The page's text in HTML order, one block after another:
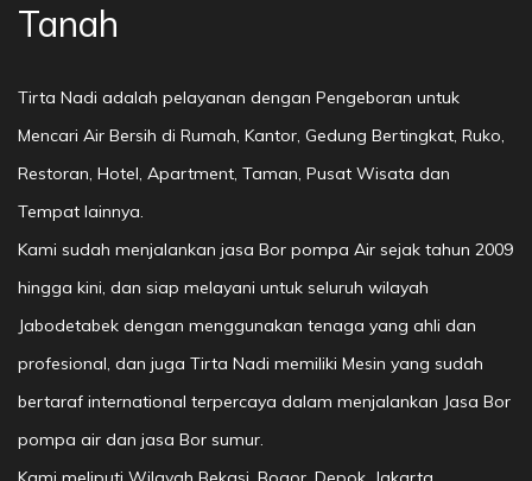
Tanah
Tirta Nadi adalah pelayanan dengan Pengeboran untuk
Mencari Air Bersih di Rumah, Kantor, Gedung Bertingkat, Ruko,
Restoran, Hotel, Apartment, Taman, Pusat Wisata dan
Tempat lainnya.
Kami sudah menjalankan jasa Bor pompa Air sejak tahun 2009
hingga kini, dan siap melayani untuk seluruh wilayah
Jabodetabek dengan menggunakan tenaga yang ahli dan
profesional, dan juga Tirta Nadi memiliki Mesin yang sudah
bertaraf international terpercaya dalam menjalankan Jasa Bor
pompa air dan jasa Bor sumur.